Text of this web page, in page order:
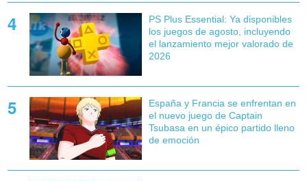
PS Plus Essential: Ya disponibles
los juegos de agosto, incluyendo
el lanzamiento mejor valorado de
2026
España y Francia se enfrentan en
el nuevo juego de Captain
Tsubasa en un épico partido lleno
de emoción